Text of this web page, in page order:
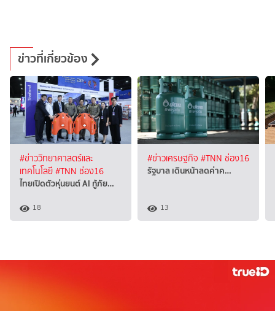
ข่าวที่เกี่ยวข้อง
#ข่าววิทยาศาสตร์และ
เทคโนโลยี#TNN ช่อง16
ไทยเปิดตัวหุ่นยนต์ AI กู้ภัย…
18
#ข่าวเศรษฐกิจ #TNN ช่อง16
รัฐบาล เดินหน้าลดค่าค…
13